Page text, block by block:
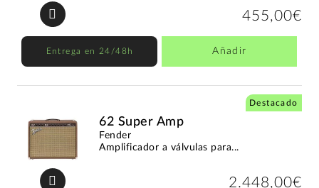
455,00€
Entrega en 24/48h Añadir
62 Super Amp
Fender
Amplificador a válvulas para...
2.448,00€
Destacado